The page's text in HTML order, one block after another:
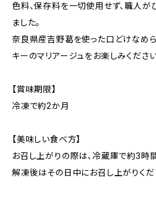
色料、保存料を一切使用せず、職人
ました。
奈良県産吉野葛を使った口どけなめ
キーのマリアージュをお楽しみください
【賞味期限】
冷凍で約2か月
【美味しい食べ方】
お召し上がりの際は、冷蔵庫で約3時
解凍後はその日中にお召し上がりくだ